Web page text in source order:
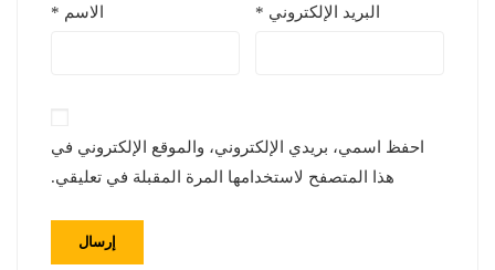
الاسم * البريد الإلكتروني *
احفظ اسمي، بريدي الإلكتروني، والموقع الإلكتروني في
هذا المتصفح لاستخدامها المرة المقبلة في تعليقي.